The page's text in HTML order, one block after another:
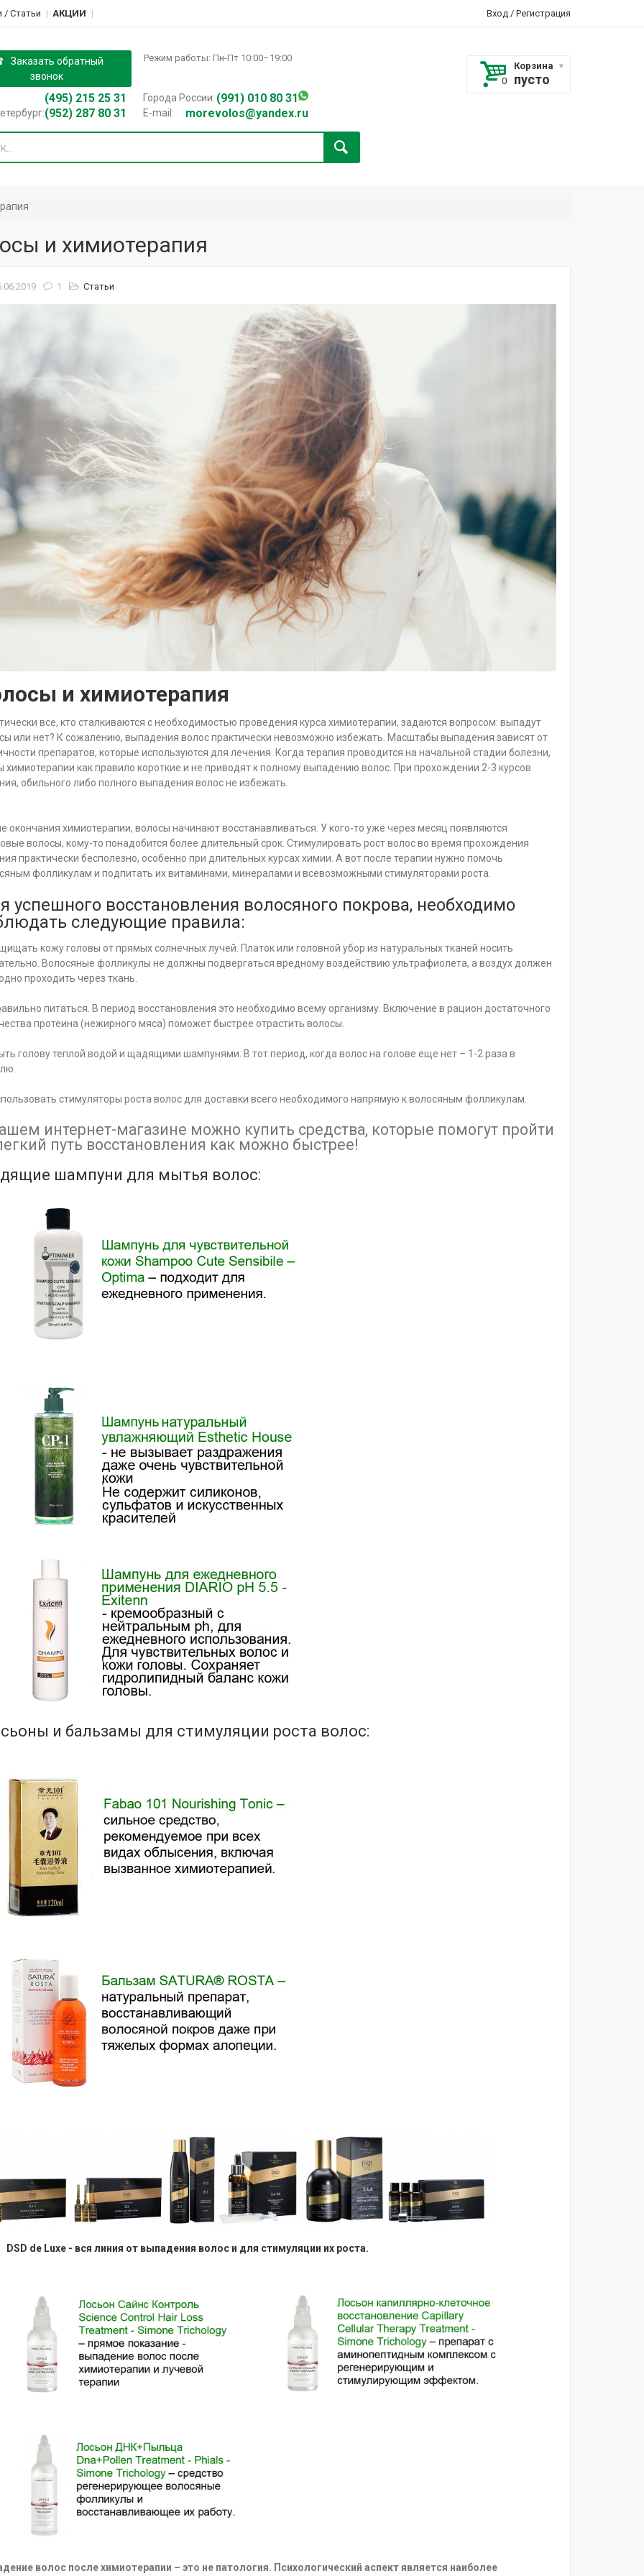
Cтатьи АКЦИИ Вход / Регистрация
Заказать обратный
звонок
Режим работы: Пн-Пт 10:00–19:00
(495) 215 25 31
(952) 287 80 31
Города России: (991) 010 80 31
E-mail: morevolos@yandex.ru
Корзина
пусто
и химиотерапия
1 Статьи
и химиотерапия
все, кто сталкиваются с необходимостью проведения курса химиотерапии, задаются вопросом: выпадут
или нет? К сожалению, выпадения волос практически невозможно избежать. Масштабы выпадения зависят от
препаратов, которые используются для лечения. Когда терапия проводится на начальной стадии болезни,
химиотерапии как правило короткие и не приводят к полному выпадению волос. При прохождении 2-3 курсов
обильного либо полного выпадения волос не избежать.
окончания химиотерапии, волосы начинают восстанавливаться. У кого-то уже через месяц появляются
волосы, кому-то понадобится более длительный срок. Стимулировать рост волос во время прохождения
практически бесполезно, особенно при длительных курсах химии. А вот после терапии нужно помочь
фолликулам и подпитать их витаминами, минералами и всевозможными стимуляторами роста.
успешного восстановления волосяного покрова, необходимо
следующие правила:
кожу головы от прямых солнечных лучей. Платок или головной убор из натуральных тканей носить
Волосяные фолликулы не должны подвергаться вредному воздействию ультрафиолета, а воздух должен
проходить через ткань.
питаться. В период восстановления это необходимо всему организму. Включение в рацион достаточного
протеина (нежирного мяса) поможет быстрее отрастить волосы.
голову теплой водой и щадящими шампунями. В тот период, когда волос на голове еще нет – 1-2 раза в
стимуляторы роста волос для доставки всего необходимого напрямую к волосяным фолликулам.
интернет-магазине можно купить средства, которые помогут пройти
путь восстановления как можно быстрее!
шампуни для мытья волос:
и бальзамы для стимуляции роста волос:
DSD de Luxe - вся линия от выпадения волос и для стимуляции их роста.
волос после химиотерапии – это не патология. Психологический аспект является наиболее